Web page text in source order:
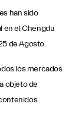
han sido
en el Chengdu
de Agosto.
los mercados
objeto de